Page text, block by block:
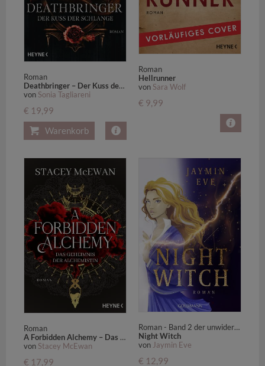
Roman
Deathbringer – Der Kuss der Schlange
von Sonia Tagliareni
€ 19,99
Warenkorb
Roman
Hellrunner
von Sara Wolf
€ 9,99
Roman
A Forbidden Alchemy – Das Geheimnis der Alchemistin
von Stacey McEwan
€ 17,99
Roman - Band 2 der unwiderstehlichen Romantasy-Reihe von SPIEGEL-Bestsellerautorin Jaymin Eve
Night Witch
von Jaymin Eve
€ 12,99